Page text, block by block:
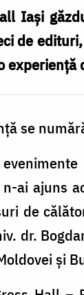
Iași
de
se
ai ajuns
de
dr.
și